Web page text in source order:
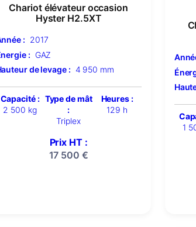
Chariot élévateur occasion
Hyster H2.5XT
: 2017
: GAZ
de levage : 4 950 mm
Capacité :
2 500 kg
Type de mât
:
Triplex
Heures :
129 h
Prix HT :
17 500 €
1